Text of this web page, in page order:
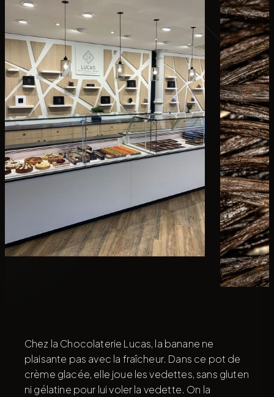
Chez la Chocolaterie Lucas, la banane ne
plaisante pas avec la fraîcheur. Dans ce pot de
crème glacée, elle joue les vedettes, sans gluten
ni gélatine pour lui voler la vedette. On la